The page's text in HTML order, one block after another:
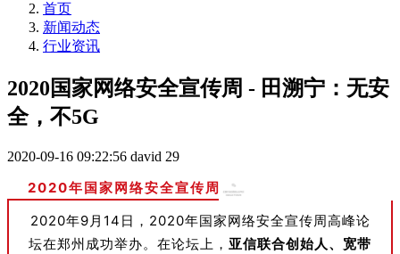
首页
新闻动态
行业资讯
2020国家网络安全宣传周 - 田溯宁：无安
全，不5G
2020-09-16 09:22:56 david 29
2020年国家网络安全宣传周
2020年9月14日，2020年国家网络安全宣传周高峰论
坛在郑州成功举办。在论坛上， 亚信联合创始人、宽带